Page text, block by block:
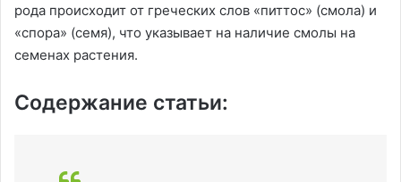
рода происходит от греческих слов «питтос» (смола) и
«спора» (семя), что указывает на наличие смолы на
семенах растения.
Содержание статьи: